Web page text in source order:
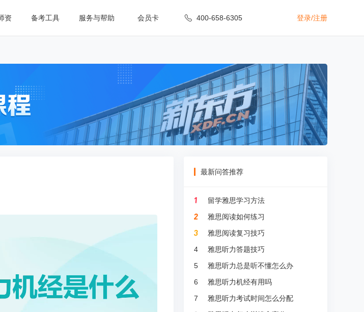
资 备考工具 服务与帮助 会员卡 400-658-6305 登录/注册
最新问答推荐
留学雅思学习方法
雅思阅读如何练习
雅思阅读复习技巧
4
雅思听力答题技巧
5
雅思听力总是听不懂怎么办
6
雅思听力机经有用吗
7
雅思听力考试时间怎么分配